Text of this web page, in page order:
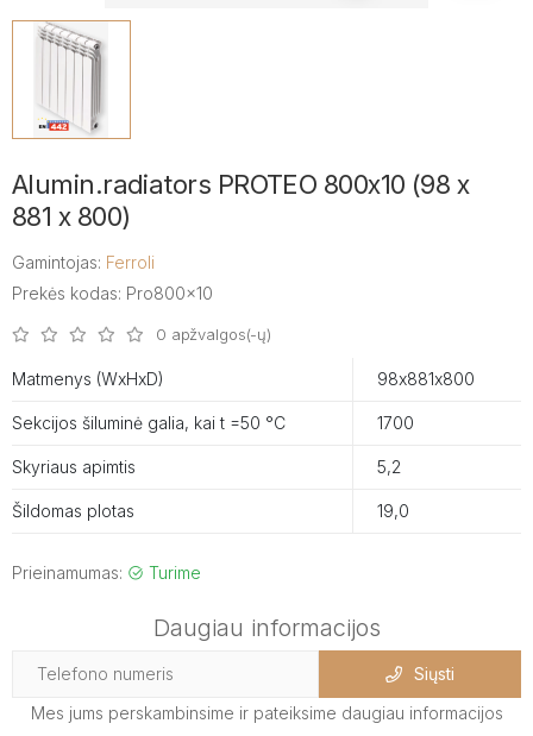
Alumin.radiators PROTEO 800x10 (98 x
881 x 800)
Gamintojas: Ferroli
Prekės kodas: Pro800x10
0 apžvalgos(-ų)
Matmenys (WxHxD) 98х881х800
Sekcijos šiluminė galia, kai t =50 °C 1700
Skyriaus apimtis 5,2
Šildomas plotas 19,0
Prieinamumas: Turime
Daugiau informacijos
Siųsti
Mes jums perskambinsime ir pateiksime daugiau informacijos